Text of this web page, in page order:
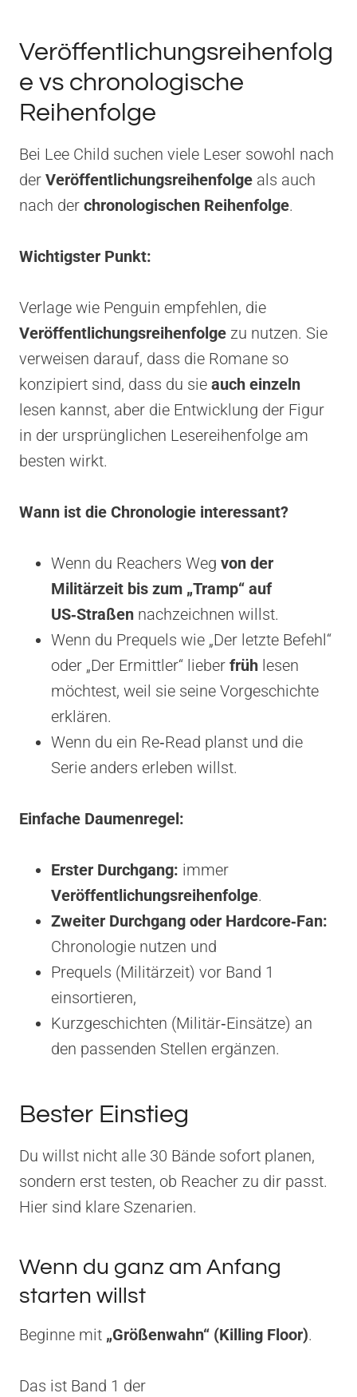
Veröffentlichungsreihenfolg
e vs chronologische
Reihenfolge
Bei Lee Child suchen viele Leser sowohl nach
der Veröffentlichungsreihenfolge als auch
nach der chronologischen Reihenfolge.
Wichtigster Punkt:
Verlage wie Penguin empfehlen, die
Veröffentlichungsreihenfolge zu nutzen. Sie
verweisen darauf, dass die Romane so
konzipiert sind, dass du sie auch einzeln
lesen kannst, aber die Entwicklung der Figur
in der ursprünglichen Lesereihenfolge am
besten wirkt.
Wann ist die Chronologie interessant?
Wenn du Reachers Weg von der
Militärzeit bis zum „Tramp“ auf
US‑Straßen nachzeichnen willst.
Wenn du Prequels wie „Der letzte Befehl“
oder „Der Ermittler“ lieber früh lesen
möchtest, weil sie seine Vorgeschichte
erklären.
Wenn du ein Re‑Read planst und die
Serie anders erleben willst.
Einfache Daumenregel:
Erster Durchgang: immer
Veröffentlichungsreihenfolge.
Zweiter Durchgang oder Hardcore‑Fan:
Chronologie nutzen und
Prequels (Militärzeit) vor Band 1
einsortieren,
Kurzgeschichten (Militär‑Einsätze) an
den passenden Stellen ergänzen.
Bester Einstieg
Du willst nicht alle 30 Bände sofort planen,
sondern erst testen, ob Reacher zu dir passt.
Hier sind klare Szenarien.
Wenn du ganz am Anfang
starten willst
Beginne mit „Größenwahn“ (Killing Floor).
Das ist Band 1 der